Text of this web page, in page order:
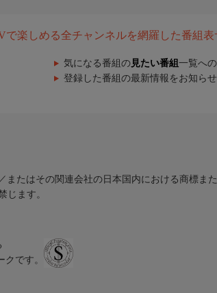
で楽しめる全チャンネルを網羅した番組表
気になる番組の 見たい番組 一覧へ
登録した番組の最新情報をお知ら
たはその関連会社の日本国内における商標ま
じます。
です。